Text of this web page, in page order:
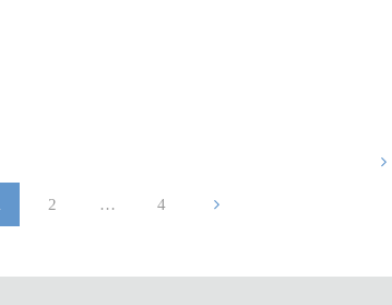
2 … 4